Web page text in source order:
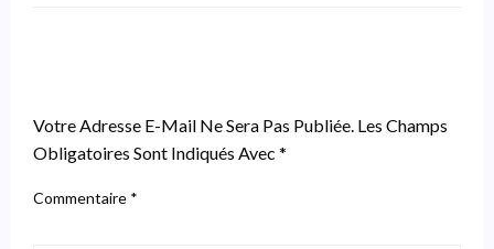
Votre Adresse E-Mail Ne Sera Pas Publiée. Les Champs
Obligatoires Sont Indiqués Avec *
Commentaire *